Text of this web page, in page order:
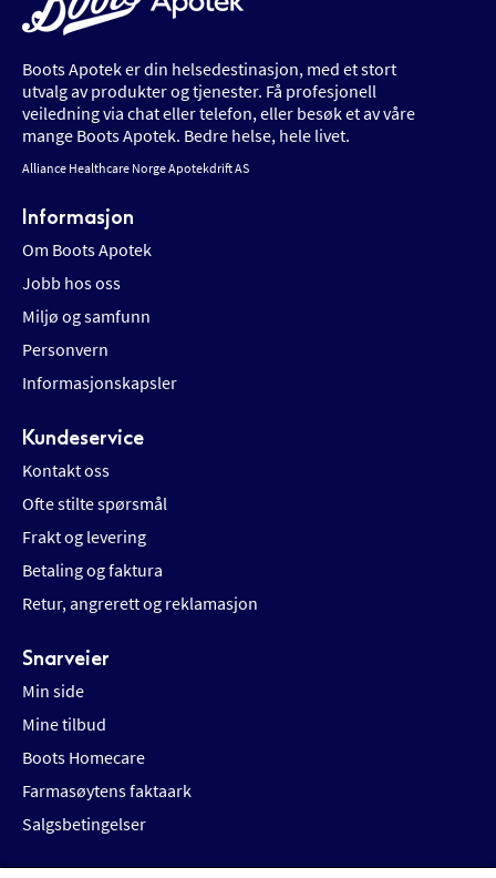
Boots Apotek er din helsedestinasjon, med et stort
utvalg av produkter og tjenester. Få profesjonell
veiledning via chat eller telefon, eller besøk et av våre
mange Boots Apotek. Bedre helse, hele livet.
Alliance Healthcare Norge Apotekdrift AS
Informasjon
Om Boots Apotek
Jobb hos oss
Miljø og samfunn
Personvern
Informasjonskapsler
Kundeservice
Kontakt oss
Ofte stilte spørsmål
Frakt og levering
Betaling og faktura
Retur, angrerett og reklamasjon
Snarveier
Min side
Mine tilbud
Boots Homecare
Farmasøytens faktaark
Salgsbetingelser